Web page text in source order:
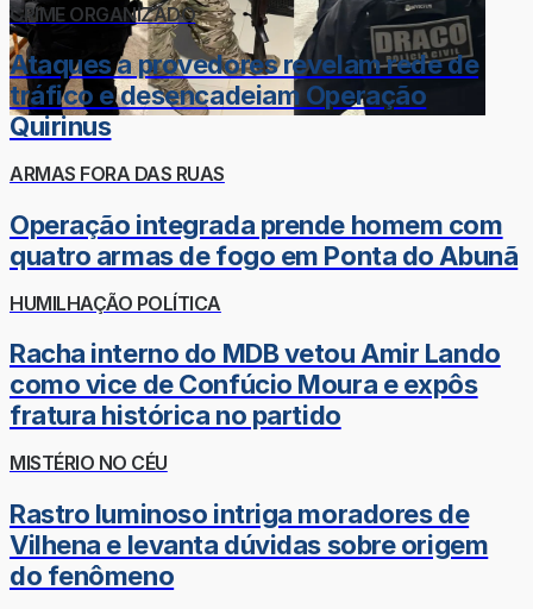
CRIME ORGANIZADO
Ataques a provedores revelam rede de
tráfico e desencadeiam Operação
Quirinus
ARMAS FORA DAS RUAS
Operação integrada prende homem com
quatro armas de fogo em Ponta do Abunã
HUMILHAÇÃO POLÍTICA
Racha interno do MDB vetou Amir Lando
como vice de Confúcio Moura e expôs
fratura histórica no partido
MISTÉRIO NO CÉU
Rastro luminoso intriga moradores de
Vilhena e levanta dúvidas sobre origem
do fenômeno